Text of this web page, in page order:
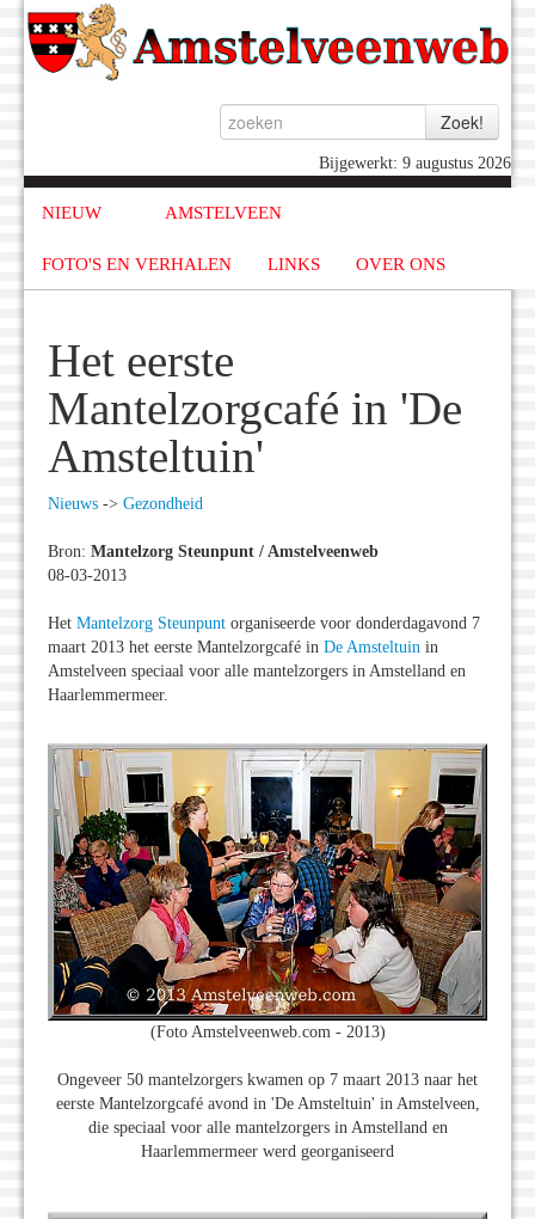
Bijgewerkt: 9 augustus 2026
NIEUW AMSTELVEEN
FOTO'S EN VERHALEN LINKS OVER ONS
Het eerste
Mantelzorgcafé in 'De
Amsteltuin'
Nieuws -> Gezondheid
Bron: Mantelzorg Steunpunt / Amstelveenweb
08-03-2013
Het Mantelzorg Steunpunt organiseerde voor donderdagavond 7
maart 2013 het eerste Mantelzorgcafé in De Amsteltuin in
Amstelveen speciaal voor alle mantelzorgers in Amstelland en
Haarlemmermeer.
(Foto Amstelveenweb.com - 2013)
Ongeveer 50 mantelzorgers kwamen op 7 maart 2013 naar het
eerste Mantelzorgcafé avond in 'De Amsteltuin' in Amstelveen,
die speciaal voor alle mantelzorgers in Amstelland en
Haarlemmermeer werd georganiseerd